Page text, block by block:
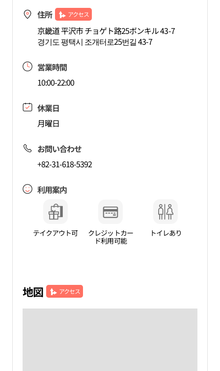
住所 アクセス
京畿道 平沢市 チョゲト路25ボンキル 43-7
경기도 평택시 조개터로25번길 43-7
営業時間
10:00-22:00
休業日
月曜日
お問い合わせ
+82-31-618-5392
利用案内
テイクアウト可
クレジットカー
ド利用可能
トイレあり
地図 アクセス